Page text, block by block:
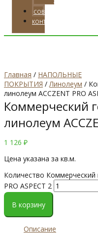
СОВЕТЫ
КОНТАКТЫ
Главная / НАПОЛЬНЫЕ
ПОКРЫТИЯ /Линолеум /
линолеум ACCZENT PRO
Коммерческий
линолеум
1 126 ₽
Цена указана за кв.м.
Количество Коммерческий
PRO ASPECT 2
В корзину
Описание